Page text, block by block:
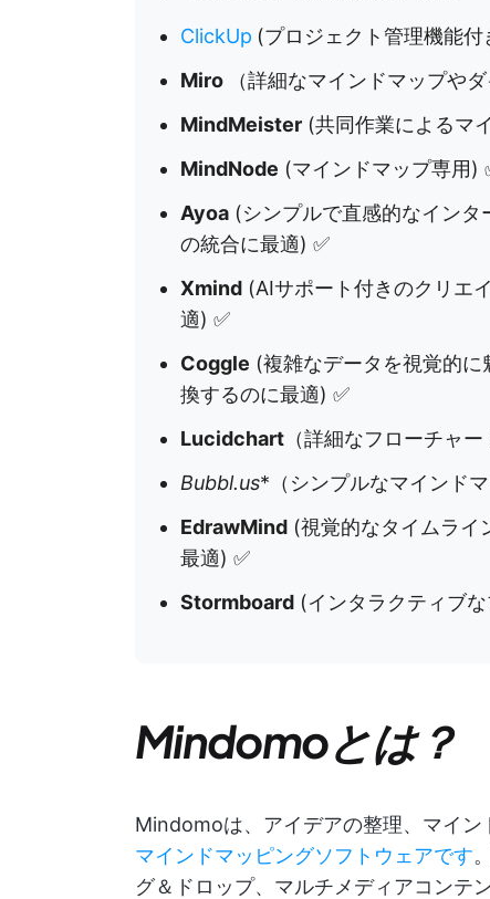
ClickUp (プロジェクト管理機能
Miro
（詳細なマインドマップや
MindMeister (共同作業によるマ
MindNode (マインドマップ専用)
Ayoa (シンプルで直感的なイン
の統合に最適) ✅
Xmind (AIサポート付きのクリエ
適) ✅
Coggle (複雑なデータを視覚的
換するのに最適) ✅
Lucidchart （詳細なフローチャ
Bubbl.us*（シンプルなマインド
EdrawMind (視覚的なタイムライ
最適) ✅
Stormboard (インタラクティブ
Mindomoとは？
Mindomoは、アイデアの整理、マイ
マインドマッピングソフトウェアです
グ＆ドロップ、マルチメディアコンテ